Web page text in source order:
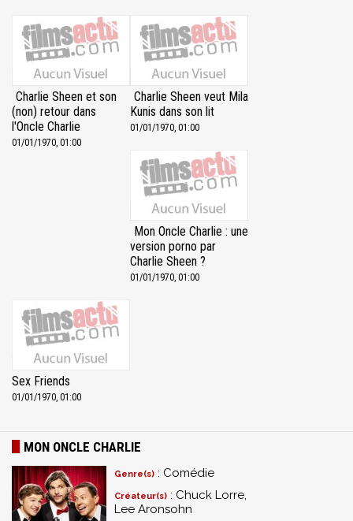
Charlie Sheen et son
(non) retour dans
l'Oncle Charlie
01/01/1970, 01:00
Charlie Sheen veut Mila
Kunis dans son lit
01/01/1970, 01:00
Mon Oncle Charlie : une
version porno par
Charlie Sheen ?
01/01/1970, 01:00
Sex Friends
01/01/1970, 01:00
MON ONCLE CHARLIE
Genre(s) : Comédie
Créateur(s) : Chuck Lorre,
Lee Aronsohn